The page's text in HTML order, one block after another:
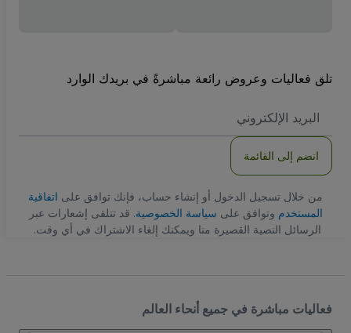
تلق فعاليات وعروض رائعة مباشرةً في بريدك الوارد
الاكتروني
انضم إلى القائمة
من خلال تسجيل الدخول أو إنشاء حساب، فإنك توافق على اتفاقية
المستخدم وتوافق على سياسة الخصوصية. قد تتلقى إشعارات عبر
الرسائل النصية القصيرة منا ويمكنك إلغاء الاشتراك في أي وقت.
فعاليات مباشرة في جميع أنحاء العالم